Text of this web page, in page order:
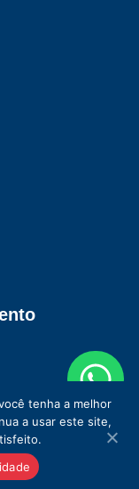
tenha a melhor
a usar este site,